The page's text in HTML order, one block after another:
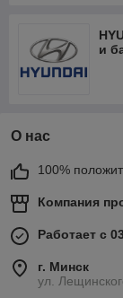
и
О нас
100%
Компания
Работает с
г. Минск
ул.